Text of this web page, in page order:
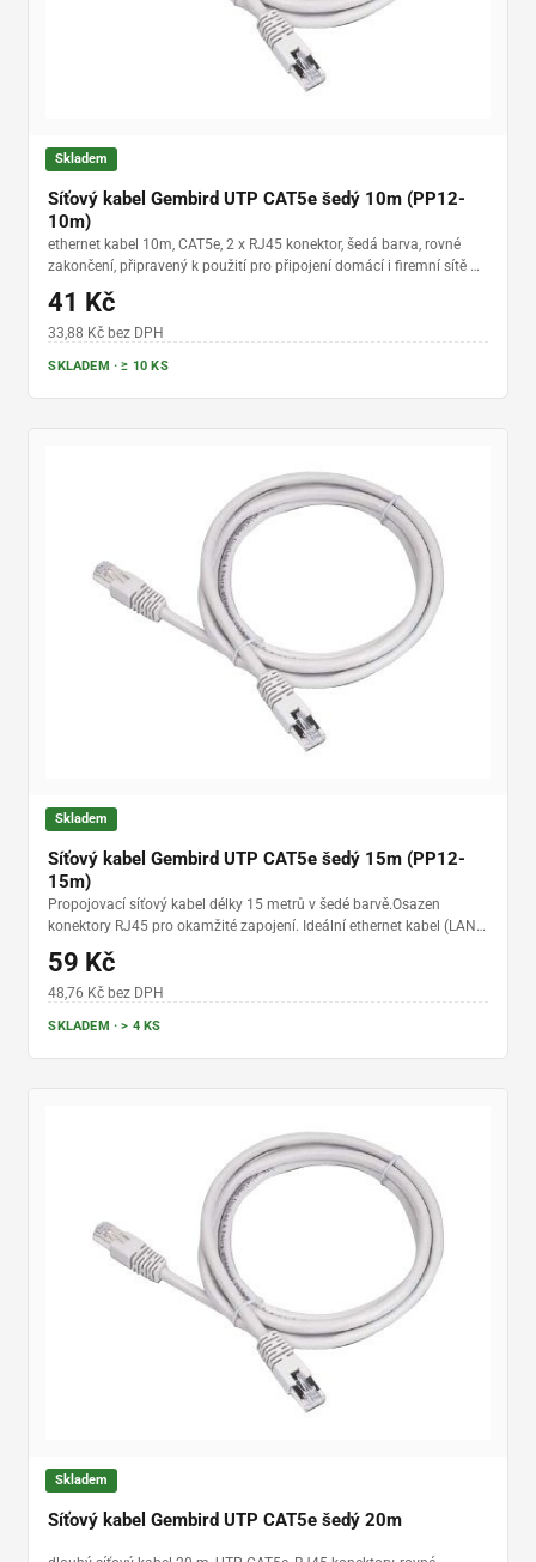
Skladem
Síťový kabel Gembird UTP CAT5e šedý 10m (PP12-
10m)
ethernet kabel 10m, CAT5e, 2 x RJ45 konektor, šedá barva, rovné
zakončení, připravený k použití pro připojení domácí i firemní sítě na
další síťové prvky (router, Switch, NAS, internet,…)
41 Kč
33,88 Kč bez DPH
SKLADEM · ≥ 10 KS
Skladem
Síťový kabel Gembird UTP CAT5e šedý 15m (PP12-
15m)
Propojovací síťový kabel délky 15 metrů v šedé barvě.Osazen
konektory RJ45 pro okamžité zapojení. Ideální ethernet kabel (LAN)
pro připojení počítače, Smart TV nebo herní konzole k routeru a
internetu. Specifikace UTP CAT5e zvládá rychlost až 1Gb/s.
59 Kč
48,76 Kč bez DPH
SKLADEM · > 4 KS
Skladem
Síťový kabel Gembird UTP CAT5e šedý 20m